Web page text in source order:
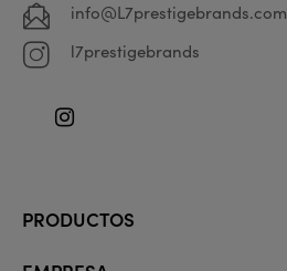
info@L7prestigebrands.com
l7prestigebrands
Instagram
PRODUCTOS